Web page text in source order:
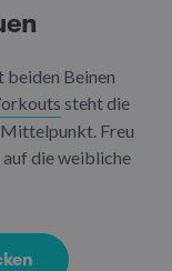
beiden Beinen
steht die
Mittelpunkt. Freu
die weibliche